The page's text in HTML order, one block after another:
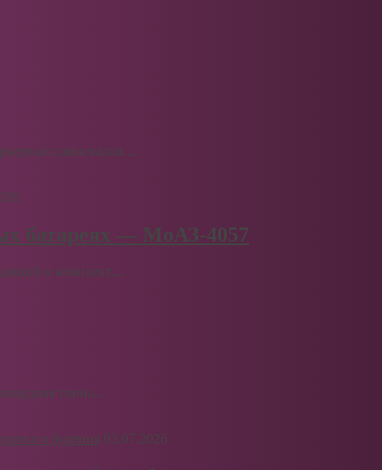
самосвалов....
батареях — МоАЗ-4057
в комплект,...
тонна...
03.07.2026